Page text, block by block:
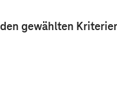
gewählten